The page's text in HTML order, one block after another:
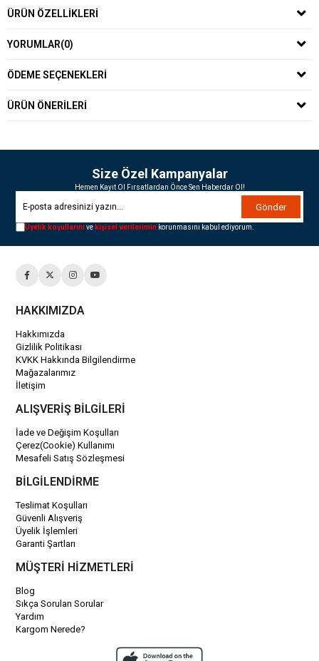
ÜRÜN ÖZELLIKLERI
YORUMLAR(0)
ÖDEME SEÇENEKLERI
ÜRÜN ÖNERILERI
Size Özel Kampanyalar
Hemen Kayıt Ol Fırsatlardan Önce Sen Haberdar Ol!
Gönder
Üyelik koşullarınıve kişisel verilerimin korunmasını kabul ediyorum.
HAKKIMIZDA
Hakkımızda
Gizlilik Politikası
KVKK Hakkında Bilgilendirme
Mağazalarımız
İletişim
ALIŞVERİŞ BİLGİLERİ
İade ve Değişim Koşulları
Çerez(Cookie) Kullanımı
Mesafeli Satış Sözleşmesi
BİLGİLENDİRME
Teslimat Koşulları
Güvenli Alışveriş
Üyelik İşlemleri
Garanti Şartları
MÜŞTERİ HİZMETLERİ
Blog
Sıkça Sorulan Sorular
Yardım
Kargom Nerede?